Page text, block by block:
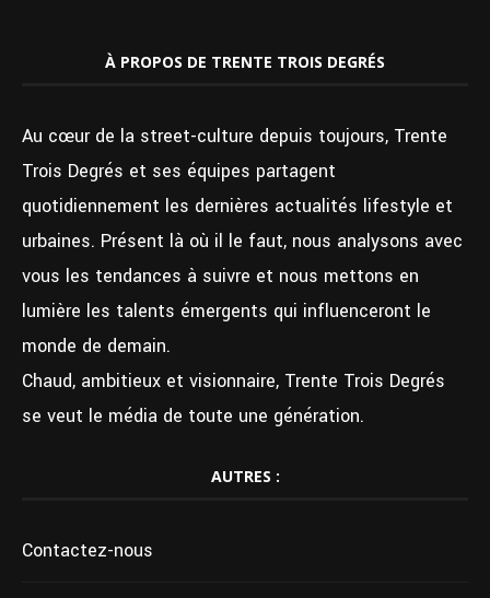
À PROPOS DE TRENTE TROIS DEGRÉS
Au cœur de la street-culture depuis toujours, Trente
Trois Degrés et ses équipes partagent
quotidiennement les dernières actualités lifestyle et
urbaines. Présent là où il le faut, nous analysons avec
vous les tendances à suivre et nous mettons en
lumière les talents émergents qui influenceront le
monde de demain.
Chaud, ambitieux et visionnaire, Trente Trois Degrés
se veut le média de toute une génération.
AUTRES :
Contactez-nous